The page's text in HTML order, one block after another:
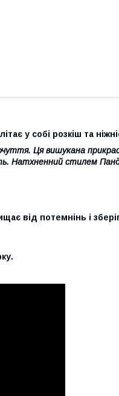
у собі розкіш та
Ця вишукана
Натхненний стилем
від потемнінь і